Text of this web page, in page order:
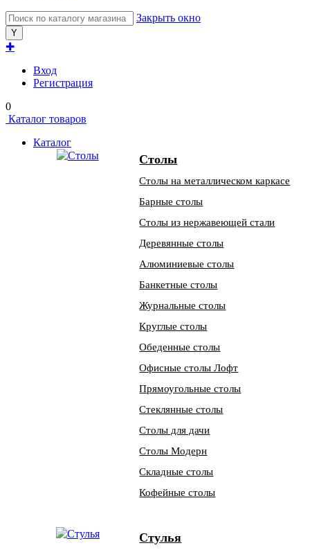
Закрыть окно
✚
Вход
Регистрация
0
Каталог товаров
Каталог
Столы
Столы на металлическом каркасе
Барные столы
Столы из нержавеющей стали
Деревянные столы
Алюминиевые столы
Банкетные столы
Журнальные столы
Круглые столы
Обеденные столы
Офисные столы Лофт
Прямоугольные столы
Стеклянные столы
Столы для дачи
Столы Модерн
Складные столы
Кофейные столы
Стулья